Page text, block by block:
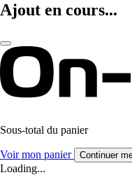
Ajout en cours...
Sous-total du panier
Voir mon panier Continuer
Loading...